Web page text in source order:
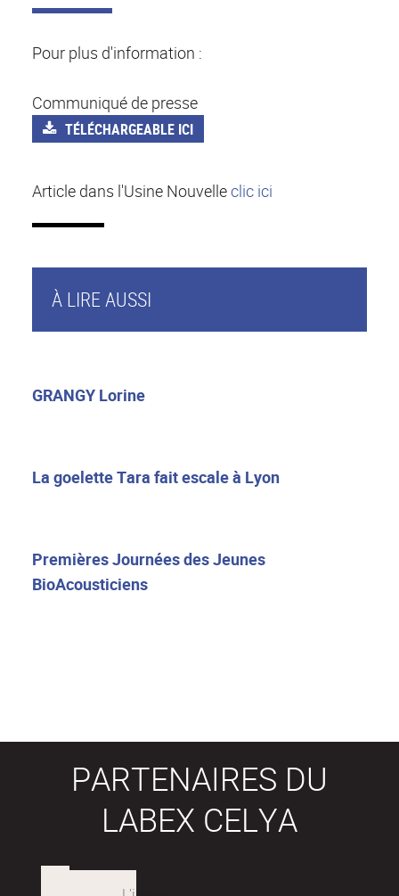
Pour plus d'information :
Communiqué de presse
TÉLÉCHARGEABLE ICI
Article dans l'Usine Nouvelleclic ici
À LIRE AUSSI
GRANGY Lorine
La goelette Tara fait escale à Lyon
Premières Journées des Jeunes
BioAcousticiens
PARTENAIRES DU
LABEX CELYA